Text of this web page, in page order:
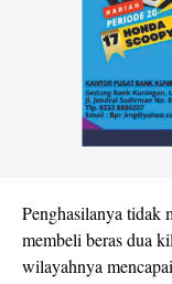
Penghasilanya tidak
membeli beras dua
wilayahnya